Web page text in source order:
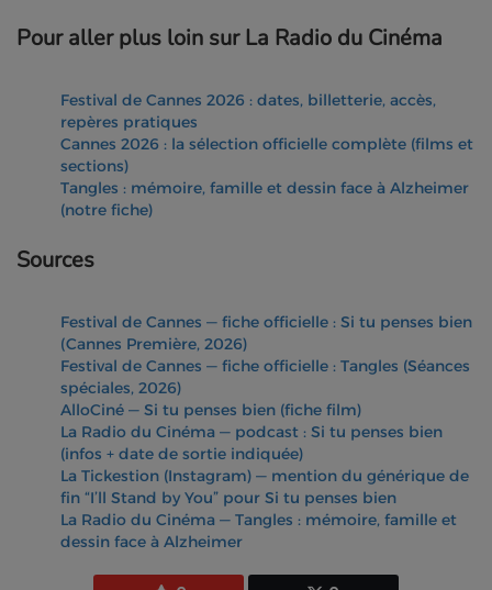
Pour aller plus loin sur La Radio du Cinéma
Festival de Cannes 2026 : dates, billetterie, accès,
repères pratiques
Cannes 2026 : la sélection officielle complète (films et
sections)
Tangles : mémoire, famille et dessin face à Alzheimer
(notre fiche)
Sources
Festival de Cannes — fiche officielle : Si tu penses bien
(Cannes Première, 2026)
Festival de Cannes — fiche officielle : Tangles (Séances
spéciales, 2026)
AlloCiné — Si tu penses bien (fiche film)
La Radio du Cinéma — podcast : Si tu penses bien
(infos + date de sortie indiquée)
La Tickestion (Instagram) — mention du générique de
fin “I’ll Stand by You” pour Si tu penses bien
La Radio du Cinéma — Tangles : mémoire, famille et
dessin face à Alzheimer